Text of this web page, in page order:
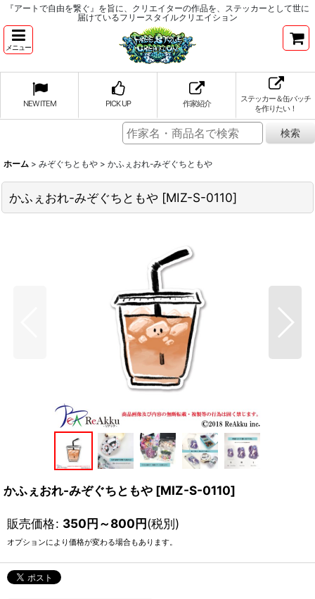
『アートで自由を繋ぐ』を旨に、クリエイターの作品を、ステッカーとして世に
届けているフリースタイルクリエイション
メニュー
NEW ITEM PICK UP 作家紹介
ステッカー＆缶バッチ
を作りたい！
ホーム > みぞぐちともや > かふぇおれ-みぞぐちともや
かふぇおれ-みぞぐちともや [MIZ-S-0110]
かふぇおれ-みぞぐちともや [MIZ-S-0110]
販売価格: 350円～800円(税別)
オプションにより価格が変わる場合もあります。